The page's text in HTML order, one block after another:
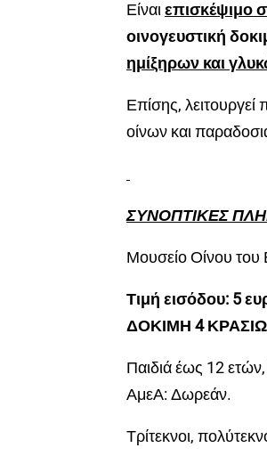
Είναιεπισκέψιμο
οινογευστική
ημίξηρων και
Επίσης,
οίνων και
ΣΥΝΟΠΤΙΚΕΣ
Μουσείο Οίνου
Τιμή εισόδου: 5
ΔΟΚΙΜΗ 4
Παιδιά έως 12
ΑμεΑ: Δωρεάν.
Τρίτεκνοι,